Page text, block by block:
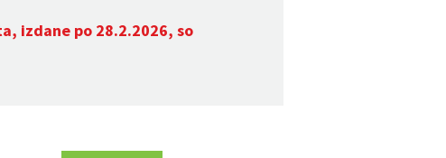
izdane po 28.2.2026, so